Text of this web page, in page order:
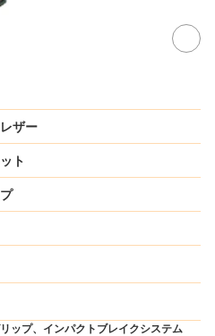
ザー
ト
ップ、インパクトブレイクシステム